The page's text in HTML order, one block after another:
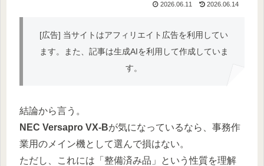
2026.06.11 2026.06.14
[広告] 当サイトはアフィリエイト広告を利用してい
ます。また、記事は生成AIを利用して作成していま
す。
結論から言う。
NEC Versapro VX-Bが気になっているなら、事務作
業用のメイン機として選んで損はない。
ただし、これには「整備済み品」という性質を理解